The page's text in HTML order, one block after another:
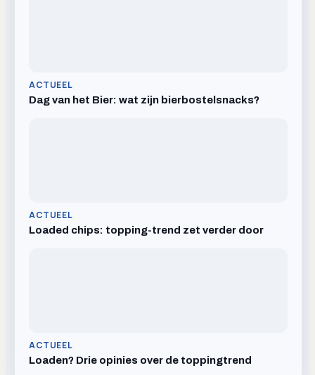
ACTUEEL
Dag van het Bier: wat zijn bierbostelsnacks?
ACTUEEL
Loaded chips: topping-trend zet verder door
ACTUEEL
Loaden? Drie opinies over de toppingtrend